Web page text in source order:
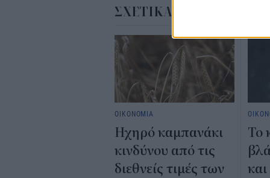
ΣΧΕΤΙΚΑ
ΟΙΚΟΝΟΜΙΑ
Ηχηρό καμπανάκι
κινδύνου από τις
διεθνείς τιμές των
Το